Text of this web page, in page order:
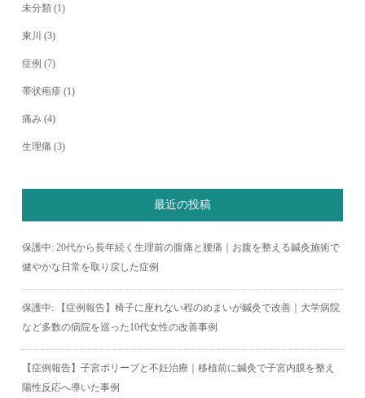
未分類 (1)
東川 (3)
症例 (7)
帯状疱疹 (1)
痛み (4)
生理痛 (3)
最近の投稿
保護中: 20代から長年続く生理前の腹痛と腰痛｜お腹を整える鍼灸施術で
健やかな日常を取り戻した症例
保護中: 【症例報告】椅子に座れない程のめまいが鍼灸で改善｜大学病院
など多数の病院を巡った10代女性の改善事例
【症例報告】子宮ポリープと不妊治療｜移植前に鍼灸で子宮内膜を整え
陽性反応へ導いた事例